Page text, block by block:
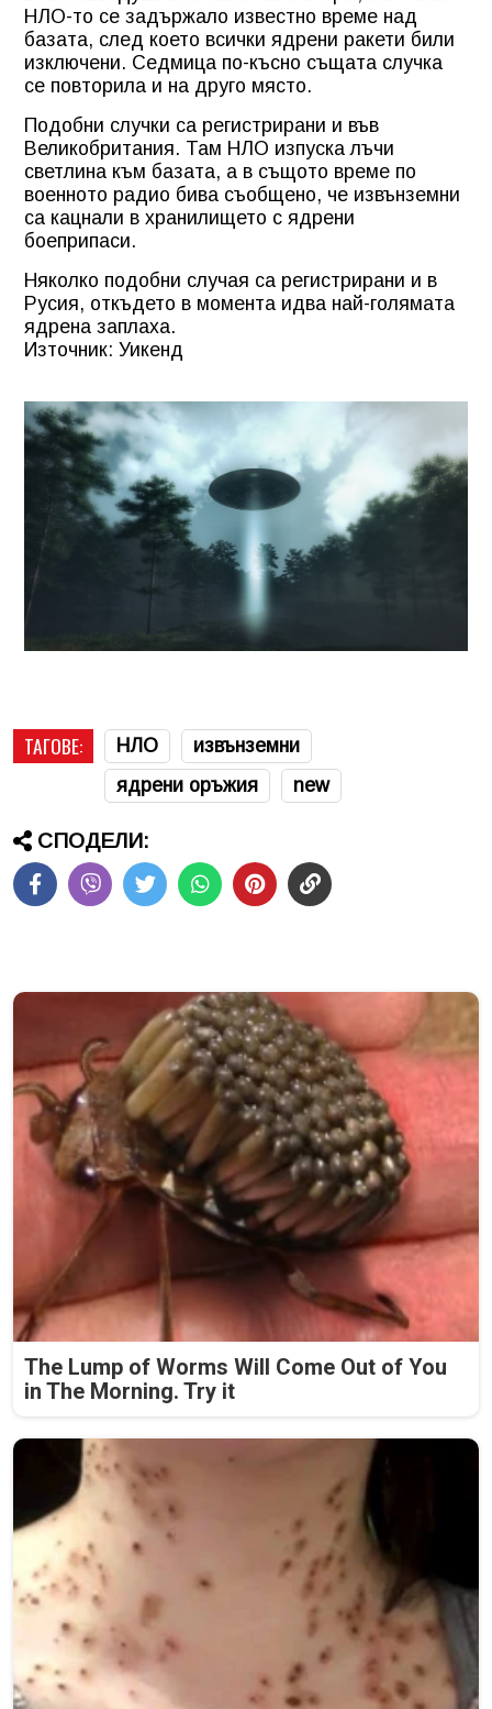
НЛО-то се задържало известно време над
базата, след което всички ядрени ракети били
изключени. Седмица по-късно същата случка
се повторила и на друго място.
Подобни случки са регистрирани и във
Великобритания. Там НЛО изпуска лъчи
светлина към базата, а в същото време по
военното радио бива съобщено, че извънземни
са кацнали в хранилището с ядрени
боеприпаси.
Няколко подобни случая са регистрирани и в
Русия, откъдето в момента идва най-голямата
ядрена заплаха.
Източник: Уикенд
ТАГОВЕ: НЛО
извънземни
ядрени оръжия
new
СПОДЕЛИ:
The Lump of Worms Will Come Out of You
in The Morning. Try it